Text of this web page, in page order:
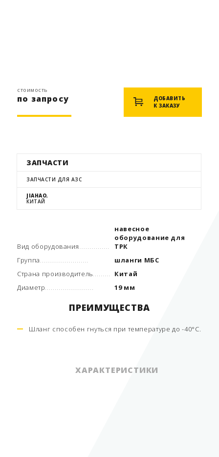
стоимость
по запросу
ДОБАВИТЬ
К ЗАКАЗУ
ЗАПЧАСТИ
ЗАПЧАСТИ ДЛЯ АЗС
JIAHAO,
КИТАЙ
Вид оборудования
навесное
оборудование для
ТРК
Группа
шланги МБС
Страна производитель
Китай
Диаметр
19 мм
ПРЕИМУЩЕСТВА
Шланг способен гнуться при температуре до -40°С.
ХАРАКТЕРИСТИКИ